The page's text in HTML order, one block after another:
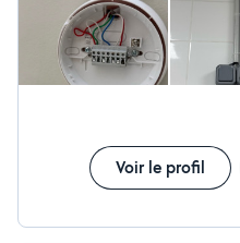
Travail propre, rapide et
qualité conformes aux
personnalisé, devis gratuit
Voir le profil